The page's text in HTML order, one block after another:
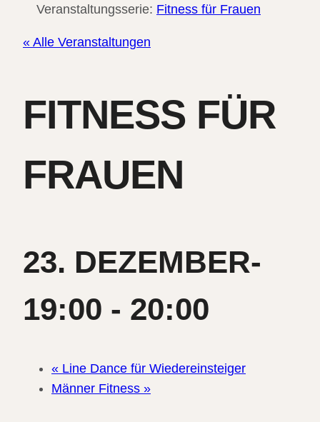
Veranstaltungsserie: Fitness für Frauen
« Alle Veranstaltungen
FITNESS FÜR
FRAUEN
23. DEZEMBER-
19:00 - 20:00
« Line Dance für Wiedereinsteiger
Männer Fitness »